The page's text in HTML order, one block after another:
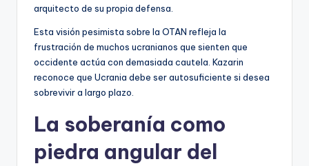
arquitecto de su propia defensa.
Esta visión pesimista sobre la OTAN refleja la
frustración de muchos ucranianos que sienten que
occidente actúa con demasiada cautela. Kazarin
reconoce que Ucrania debe ser autosuficiente si desea
sobrevivir a largo plazo.
La soberanía como
piedra angular del